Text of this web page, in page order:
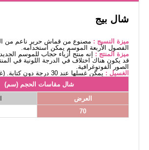
شال بيج
ميزة النسيج : مصنوع من قماش حرير ناعم من
الفصول الأربعة الموسم يمكن استخدامه.
ميزة المنتج : إنه منتج أزياء حجاب للموسم
قد يكون هناك اختلاف في الدرجة اللونية في
الصور الفوتوغرافية.
الغسيل : يمكن غسلها عند 30 درجة دون كتابة. (غسيل دقيق)
شال مقاسات الحجم (سم)
العرض
70